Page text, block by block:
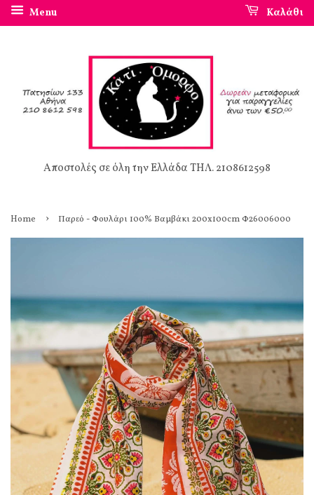
Menu Καλάθι
Αποστολές σε όλη την Ελλάδα ΤΗΛ. 2108612598
Home › Παρεό - Φουλάρι 100% Βαμβάκι 200x100cm Φ26006000